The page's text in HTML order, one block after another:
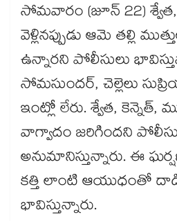
సోమవారం (జూన్ 22) శ్వేత,
వెళ్లినప్పుడు ఆమె తల్లి
ఉన్నారని పోలీసులు
సోమసుందర్, చెల్లెలు
ఇంట్లో లేరు. శ్వేత, కెన్నెత్,
వాగ్వాదం జరిగిందని
అనుమానిస్తున్నారు. ఈ
కత్తి లాంటి ఆయుధంతో దాడి
భావిస్తున్నారు.